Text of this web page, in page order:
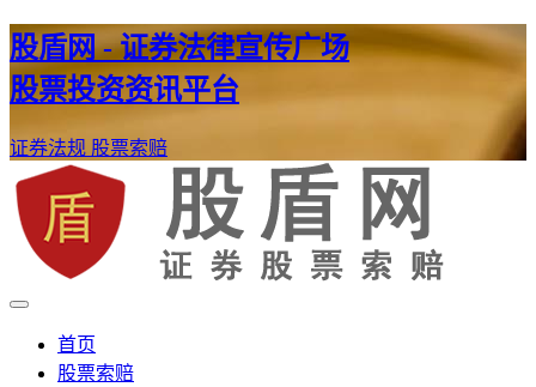
股盾网 - 证券法律宣传广场
股票投资资讯平台
证券法规 股票索赔
股盾网
证券股票维权网
首页
股票索赔